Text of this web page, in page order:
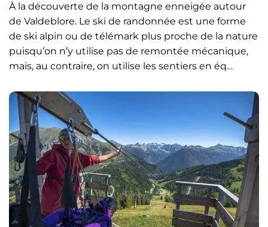
À la découverte de la montagne enneigée autour
de Valdeblore. Le ski de randonnée est une forme
de ski alpin ou de télémark plus proche de la nature
puisqu’on n’y utilise pas de remontée mécanique,
mais, au contraire, on utilise les sentiers en éq…